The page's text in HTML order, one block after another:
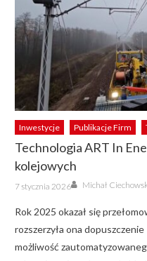
Inwestycje Publikacje Firm
Technologia ART In
kolejowych
Posted
on
7 stycznia 2026 Author
Michał
Rok 2025 okazał się
rozszerzyła ona
możliwość